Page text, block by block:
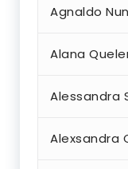
Agnaldo
Alana
Alessandra
Alexsandra